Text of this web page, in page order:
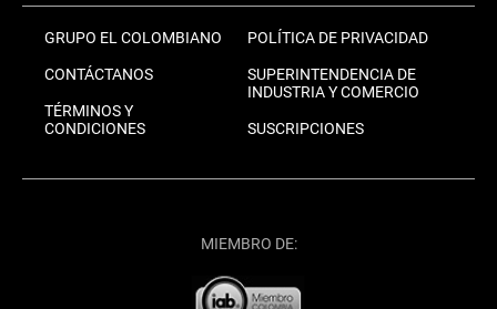
GRUPO EL COLOMBIANO
CONTÁCTANOS
TÉRMINOS Y
CONDICIONES
POLÍTICA DE PRIVACIDAD
SUPERINTENDENCIA DE
INDUSTRIA Y COMERCIO
SUSCRIPCIONES
MIEMBRO DE: